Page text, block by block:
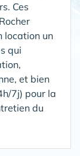
Ces
location un
qui
et bien
7j) pour la
du